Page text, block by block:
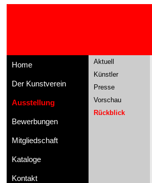
Home
Der Kunstverein
Ausstellung
Bewerbungen
Mitgliedschaft
Kataloge
Kontakt
Aktuell
Künstler
Presse
Vorschau
Rückblick